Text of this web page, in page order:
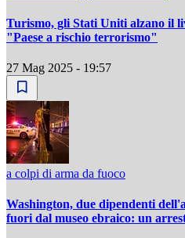
Turismo, gli Stati Uniti alzano il
"Paese a rischio terrorismo"
27 Mag 2025 - 19:57
a colpi di arma da fuoco
Washington, due dipendenti
fuori dal museo ebraico: un